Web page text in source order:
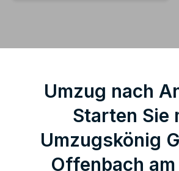
Umzug nach
Starten Sie
Umzugskönig
Offenbach